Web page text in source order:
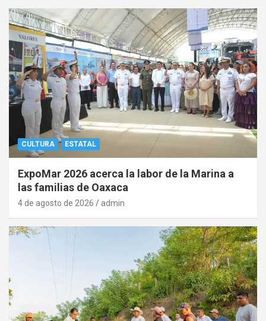
CULTURA ESTATAL
ExpoMar 2026 acerca la labor de la Marina a
las familias de Oaxaca
4 de agosto de 2026 admin